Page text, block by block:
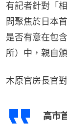
有記者針對「
問聚焦於日本
是否有意在包
所）中，親自
木原官房長官
高市